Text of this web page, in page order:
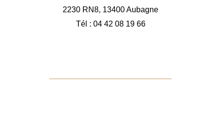
2230 RN8, 13400 Aubagne
Tél : 04 42 08 19 66